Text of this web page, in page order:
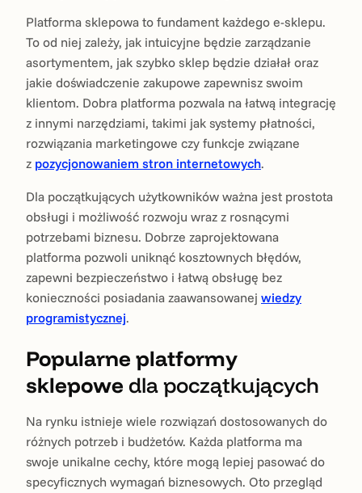
Platforma sklepowa to fundament każdego e-sklepu.
To od niej zależy, jak intuicyjne będzie zarządzanie
asortymentem, jak szybko sklep będzie działał oraz
jakie doświadczenie zakupowe zapewnisz swoim
klientom. Dobra platforma pozwala na łatwą integrację
z innymi narzędziami, takimi jak systemy płatności,
rozwiązania marketingowe czy funkcje związane
z pozycjonowaniem stron internetowych.
Dla początkujących użytkowników ważna jest prostota
obsługi i możliwość rozwoju wraz z rosnącymi
potrzebami biznesu. Dobrze zaprojektowana
platforma pozwoli uniknąć kosztownych błędów,
zapewni bezpieczeństwo i łatwą obsługę bez
konieczności posiadania zaawansowanej wiedzy
programistycznej.
Popularne platformy
sklepowe dla początkujących
Na rynku istnieje wiele rozwiązań dostosowanych do
różnych potrzeb i budżetów. Każda platforma ma
swoje unikalne cechy, które mogą lepiej pasować do
specyficznych wymagań biznesowych. Oto przegląd